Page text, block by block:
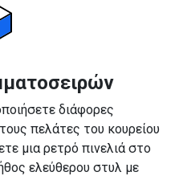
διάφορες
πελάτες του κουρείου
μια ρετρό πινελιά στο
ελεύθερου στυλ με